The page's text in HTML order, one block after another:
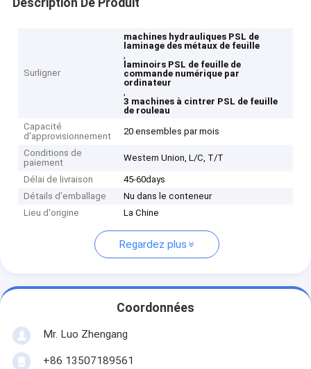
Surligner
machines hydrauliques PSL de
laminage des métaux de feuille
,
laminoirs PSL de feuille de
commande numérique par
ordinateur
,
3 machines à cintrer PSL de feuille
de rouleau
Capacité
d'approvisionnement
20 ensembles par mois
Conditions de
paiement
Western Union, L/C, T/T
Délai de livraison
45-60days
Détails d'emballage
Nu dans le conteneur
Lieu d'origine
La Chine
Regardez plus
Coordonnées
Mr. Luo Zhengang
+86 13507189561